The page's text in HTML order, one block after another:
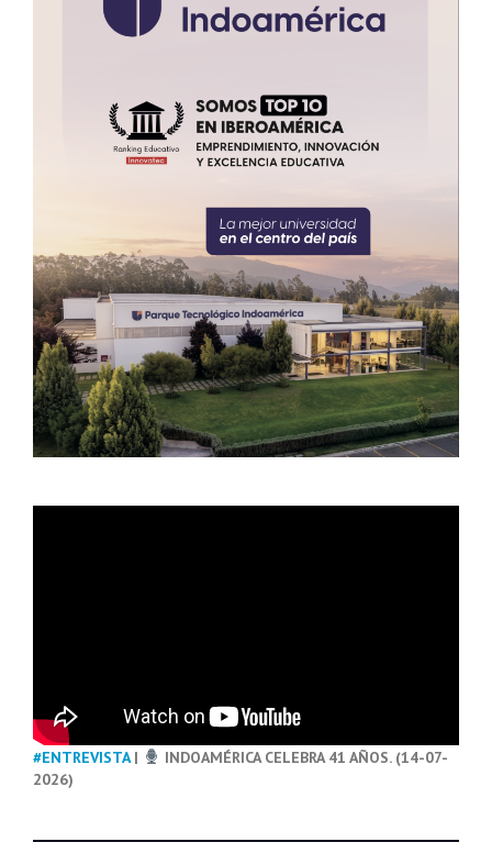
#ENTREVISTA|
INDOAMÉRICA CELEBRA 41 AÑOS. (14-07-
2026)